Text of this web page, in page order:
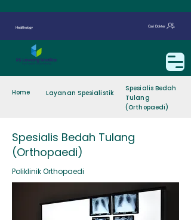
Healthology Cari Dokter
Home Layanan Spesialistik
Spesialis Bedah
Tulang
(Orthopaedi)
Spesialis Bedah Tulang
(Orthopaedi)
Poliklinik Orthopaedi